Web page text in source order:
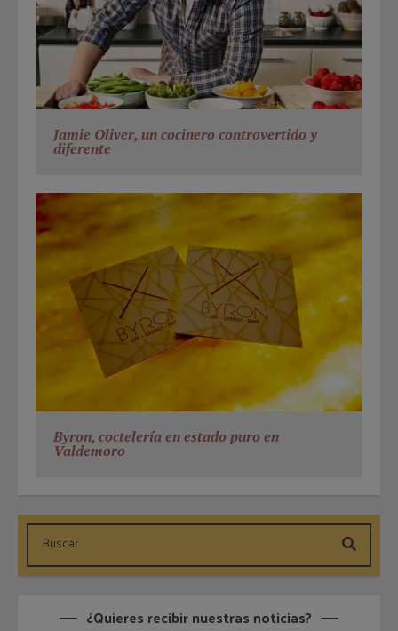
Jamie Oliver, un cocinero controvertido y
diferente
Byron, coctelería en estado puro en
Valdemoro
¿Quieres recibir nuestras noticias?